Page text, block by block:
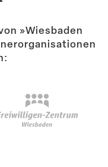
»Wiesbaden